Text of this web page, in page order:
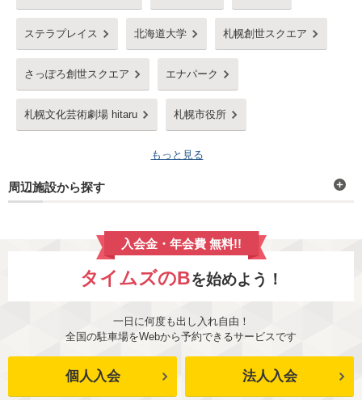
ステラプレイス 北海道大学 札幌創世スクエア
さっぽろ創世スクエア エナパーク
札幌文化芸術劇場 hitaru 札幌市役所
もっと見る
周辺施設から探す
入会金・年会費 無料!!
タイムズのBを始めよう！
一日に何度も出し入れ自由！
全国の駐車場をWebから予約できるサービスです
個人入会 法人入会